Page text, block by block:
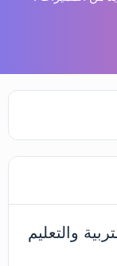
والتعليم